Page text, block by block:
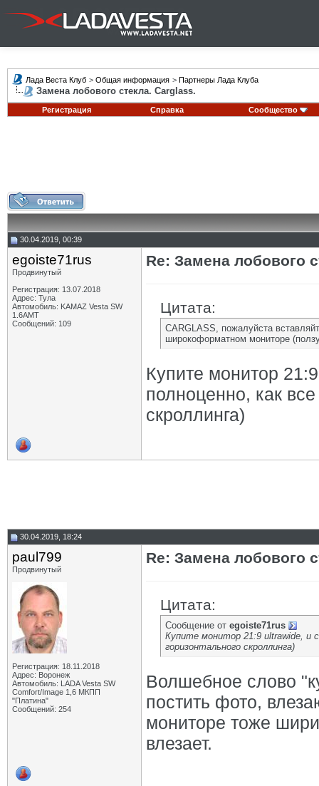
Лада Веста Клуб > Общая информация > Партнеры Лада Клуба
Замена лобового стекла. Carglass.
Регистрация Справка Сообщество
30.04.2019, 00:39
egoiste71rus
Продвинутый
Регистрация: 13.07.2018
Адрес: Тула
Автомобиль: KAMAZ Vesta SW
1.6AMT
Сообщений: 109
Re: Замена лобового
Цитата:
CARGLASS, пожалуйста
широкоформатном мониторе
Купите монитор
полноценно, как
скроллинга)
30.04.2019, 18:24
paul799
Продвинутый
Регистрация: 18.11.2018
Адрес: Воронеж
Автомобиль: LADA Vesta SW
Comfort/Image 1,6 МКПП
"Платина"
Сообщений: 254
Re: Замена лобового
Цитата:
Сообщение от egoiste71rus
Купите монитор 21:9 ultrawide, и
горизонтального скроллинга)
Волшебное слово
постить фото,
мониторе тоже
влезает.